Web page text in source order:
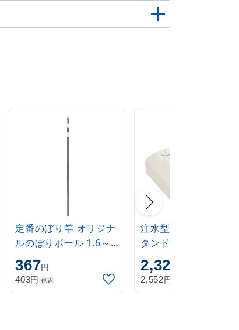
定番のぼり竿 オリジナ
ルのぼりポール 1.6～
3m 伸縮式 黒
(30537BLK)
367円
403円 税込
注水型マルチのぼりス
タンド 20L
2,320
2,552円